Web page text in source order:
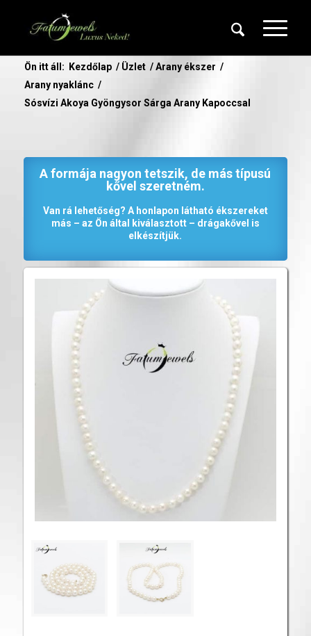
Ön itt áll: Kezdőlap / Üzlet / Arany ékszer /
Arany nyaklánc /
Sósvízi Akoya Gyöngysor Sárga Arany Kapoccsal
A formája nagyon tetszik, de más típusú
kővel szeretném.
Van rá lehetőség? A honlapon látható ékszereket
más – az Ön által kiválasztott – drágakővel is
elkészítjük.